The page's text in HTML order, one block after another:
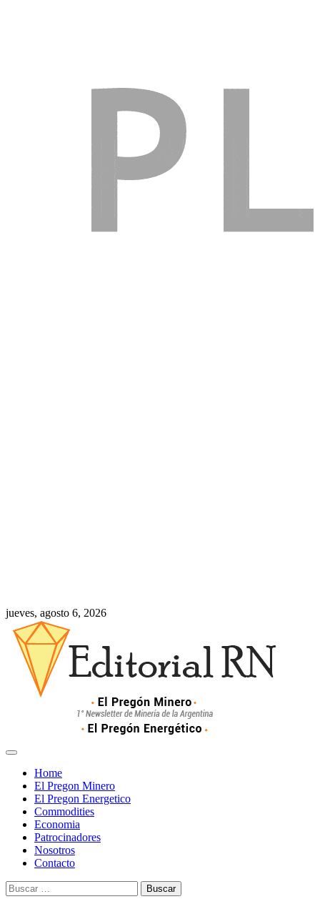
jueves, agosto 6, 2026
Home
El Pregon Minero
El Pregon Energetico
Commodities
Economia
Patrocinadores
Nosotros
Contacto
Buscar: